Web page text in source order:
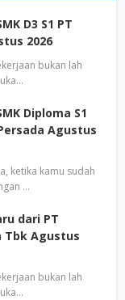
D3 S1 PT
2026
bukan lah
Diploma S1
Agustus
ketika kamu sudah
…
dari PT
Tbk Agustus
bukan lah